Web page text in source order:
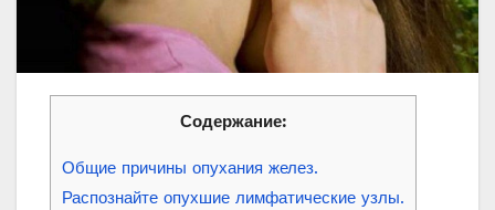
Содержание:
Общие причины опухания желез.
Распознайте опухшие лимфатические узлы.